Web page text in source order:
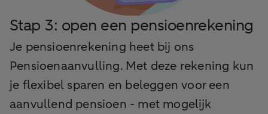
Stap 3: open een pensioenrekening
Je pensioenrekening heet bij ons
Pensioenaanvulling. Met deze rekening kun
je flexibel sparen en beleggen voor een
aanvullend pensioen - met mogelijk